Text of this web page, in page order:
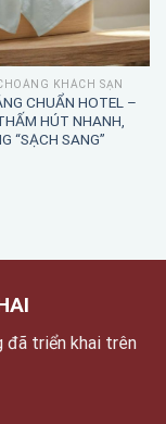
KHÁCH SẠN
CHUẨN HOTEL –
HÚT NHANH,
“SẠCH SANG”
đã triển khai trên